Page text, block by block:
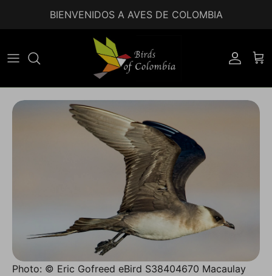
BIENVENIDOS A AVES DE COLOMBIA
Account
Photo: © Eric Gofreed eBird S38404670 Macaulay